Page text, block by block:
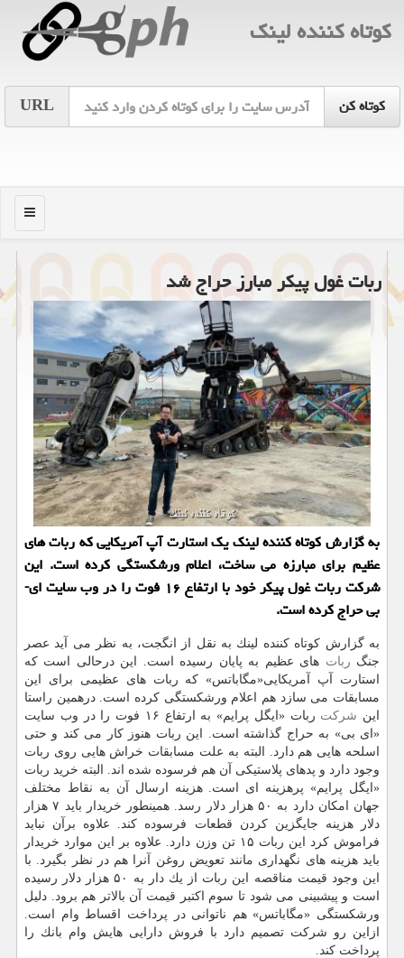
كوتاه كننده لینك
URL
منو
ربات غول پیكر مبارز حراج شد
به گزارش كوتاه كننده لینك یك استارت آپ آمریكایی كه ربات های
عظیم برای مبارزه می ساخت، اعلام ورشكستگی كرده است. این
شركت ربات غول پیكر خود با ارتفاع ۱۶ فوت را در وب سایت ای-
بی حراج كرده است.
به گزارش كوتاه كننده لینك به نقل از انگجت، به نظر می آید عصر
جنگ ربات های عظیم به پایان رسیده است. این درحالی است كه
استارت آپ آمریكایی«مگاباتس» كه ربات های عظیمی برای این
مسابقات می سازد هم اعلام ورشكستگی كرده است. درهمین راستا
این شركت
ربات «ایگل پرایم» به ارتفاع ۱۶ فوت را در وب سایت
«ای بی» به حراج گذاشته است. این ربات هنوز كار می كند و حتی
اسلحه هایی هم دارد. البته به علت مسابقات خراش هایی روی ربات
وجود دارد و پدهای پلاستیكی آن هم فرسوده شده اند. البته خرید ربات
«ایگل پرایم» پرهزینه ای است. هزینه ارسال آن به نقاط مختلف
جهان امكان دارد به ۵۰ هزار دلار رسد. همینطور خریدار باید ۷ هزار
دلار هزینه جایگزین كردن قطعات فرسوده كند. علاوه برآن نباید
فراموش كرد این ربات ۱۵ تن وزن دارد. علاوه بر این موارد خریدار
باید هزینه های نگهداری مانند تعویض روغن آنرا هم در نظر بگیرد. با
این وجود قیمت مناقصه این ربات از یك دار به ۵۰ هزار دلار رسیده
است و پیشبینی می شود تا سوم اكتبر قیمت آن بالاتر هم برود. دلیل
ورشكستگی «مگاباتس» هم ناتوانی در پرداخت اقساط وام است.
ازاین رو شركت تصمیم دارد با فروش دارایی هایش وام بانك را
پرداخت كند.